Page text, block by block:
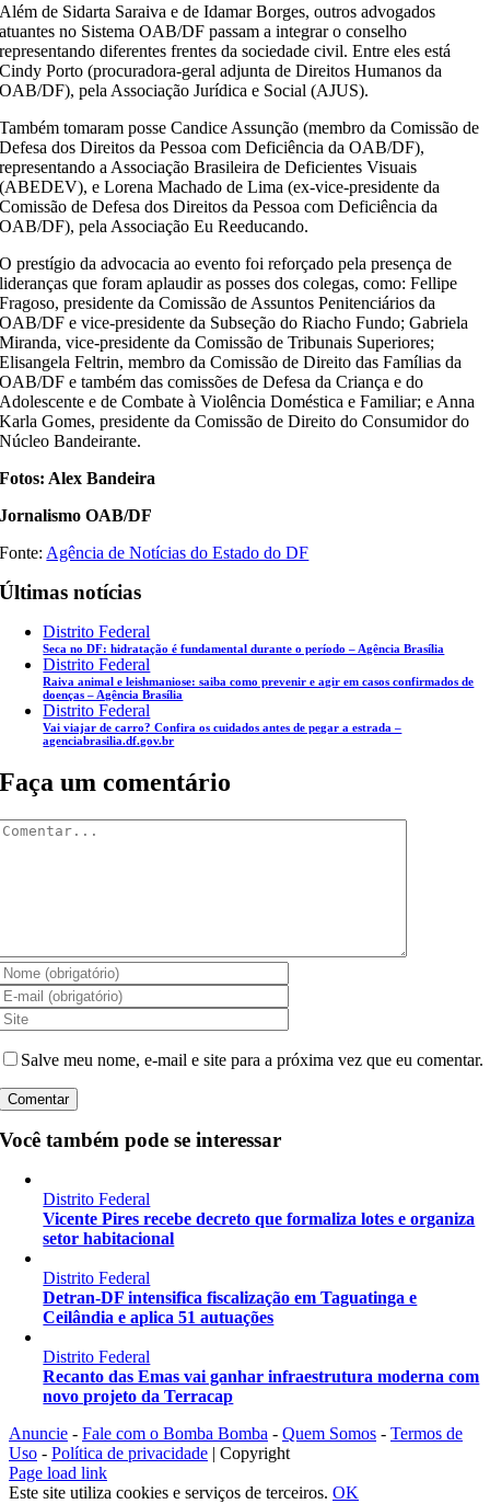
Além de Sidarta Saraiva e de Idamar Borges, outros advogados
atuantes no Sistema OAB/DF passam a integrar o conselho
representando diferentes frentes da sociedade civil. Entre eles está
Cindy Porto (procuradora-geral adjunta de Direitos Humanos da
OAB/DF), pela Associação Jurídica e Social (AJUS).
Também tomaram posse Candice Assunção (membro da Comissão de
Defesa dos Direitos da Pessoa com Deficiência da OAB/DF),
representando a Associação Brasileira de Deficientes Visuais
(ABEDEV), e Lorena Machado de Lima (ex-vice-presidente da
Comissão de Defesa dos Direitos da Pessoa com Deficiência da
OAB/DF), pela Associação Eu Reeducando.
O prestígio da advocacia ao evento foi reforçado pela presença de
lideranças que foram aplaudir as posses dos colegas, como: Fellipe
Fragoso, presidente da Comissão de Assuntos Penitenciários da
OAB/DF e vice-presidente da Subseção do Riacho Fundo; Gabriela
Miranda, vice-presidente da Comissão de Tribunais Superiores;
Elisangela Feltrin, membro da Comissão de Direito das Famílias da
OAB/DF e também das comissões de Defesa da Criança e do
Adolescente e de Combate à Violência Doméstica e Familiar; e Anna
Karla Gomes, presidente da Comissão de Direito do Consumidor do
Núcleo Bandeirante.
Fotos: Alex Bandeira
Jornalismo OAB/DF
Fonte: Agência de Notícias do Estado do DF
Últimas notícias
Distrito Federal
Seca no DF: hidratação é fundamental durante o período – Agência Brasília
Distrito Federal
Raiva animal e leishmaniose: saiba como prevenir e agir em casos confirmados de
doenças – Agência Brasília
Distrito Federal
Vai viajar de carro? Confira os cuidados antes de pegar a estrada –
agenciabrasilia.df.gov.br
Faça um comentário
Salve meu nome, e-mail e site para a próxima vez que eu comentar.
Você também pode se interessar
Distrito Federal
Vicente Pires recebe decreto que formaliza lotes e organiza
setor habitacional
Distrito Federal
Detran-DF intensifica fiscalização em Taguatinga e
Ceilândia e aplica 51 autuações
Distrito Federal
Recanto das Emas vai ganhar infraestrutura moderna com
novo projeto da Terracap
Anuncie - Fale com o Bomba Bomba - Quem Somos - Termos de
Uso - Política de privacidade | Copyright
Instagram
Facebook
X
YouTube
Page load link
Este site utiliza cookies e serviços de terceiros. OK